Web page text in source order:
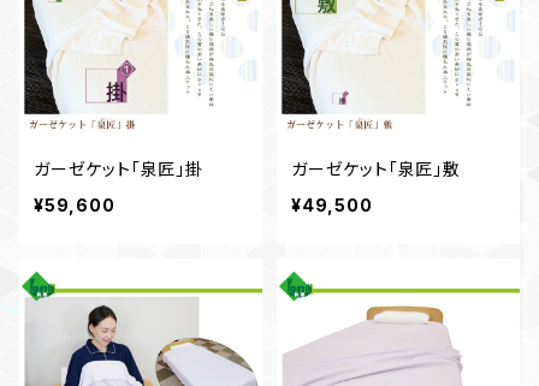
ガーゼケット「泉匠」掛
¥59,600
ガーゼケット「泉匠」敷
¥49,500